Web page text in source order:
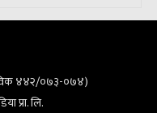
४४२/०७३-०७४)
प्रा. लि.